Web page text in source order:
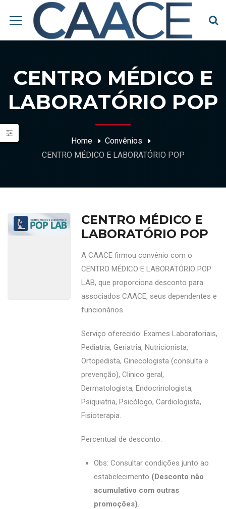
CENTRO MÉDICO E
LABORATÓRIO POP
Home
Convênios
CENTRO MÉDICO E LABORATÓRIO POP
CENTRO MÉDICO E
LABORATÓRIO POP
A CAACE firmou convênio com o
CENTRO MÉDICO E LABORATÓRIO POP
LAB, que proporciona desconto para
associados CAACE, seus dependentes e
funcionários.
Serviço oferecido: Exames Laboratoriais,
Pediatria, Geriatria, Nutricionista,
Ortopedista, Ginecologista (consulta e
prevenção), Clinico geral,
Dermatologista, Endocrinologista,
Psiquiatria, Psicólogo, Cardiologista,
Fisioterapia.
Percentual de desconto:
Obs: Consultar condições junto ao
estabelecimento (Desconto não
acumulativo com outras
promoções).